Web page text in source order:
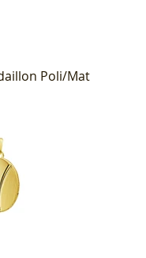
Poli/Mat